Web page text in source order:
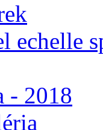
echel­le
- 2018